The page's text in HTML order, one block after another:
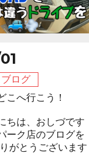
ログ
こへ行こう！
ちは、おしづです
ーク店のブログを
がとうございます